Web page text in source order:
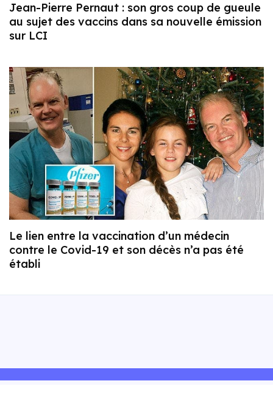
Jean-Pierre Pernaut : son gros coup de gueule
au sujet des vaccins dans sa nouvelle émission
sur LCI
Le lien entre la vaccination d’un médecin
contre le Covid-19 et son décès n’a pas été
établi